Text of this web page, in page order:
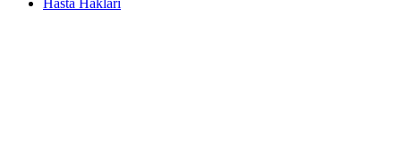
Hasta Hakları